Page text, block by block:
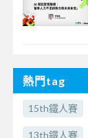
熱門tag
15th鐵人賽
13th鐵人賽